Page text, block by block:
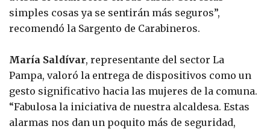
simples cosas ya se sentirán más seguros”,
recomendó la Sargento de Carabineros.
María Saldívar, representante del sector La
Pampa, valoró la entrega de dispositivos como un
gesto significativo hacia las mujeres de la comuna.
“Fabulosa la iniciativa de nuestra alcaldesa. Estas
alarmas nos dan un poquito más de seguridad,